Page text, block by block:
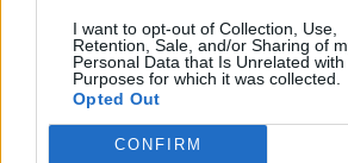
I want to opt-out of Collection, Use,
Retention, Sale, and/or Sharing of
Personal Data that Is Unrelated
Purposes for which it was collected.
Opted Out
CONFIRM
Οι ελληνικές scale-ups
στην ανάπτυξη - Μεγαλύτερη
προσέλκυση πελατών
06/08/2026 - 15:56 ΕΠΙΧΕΙΡΗΣΕΙΣ